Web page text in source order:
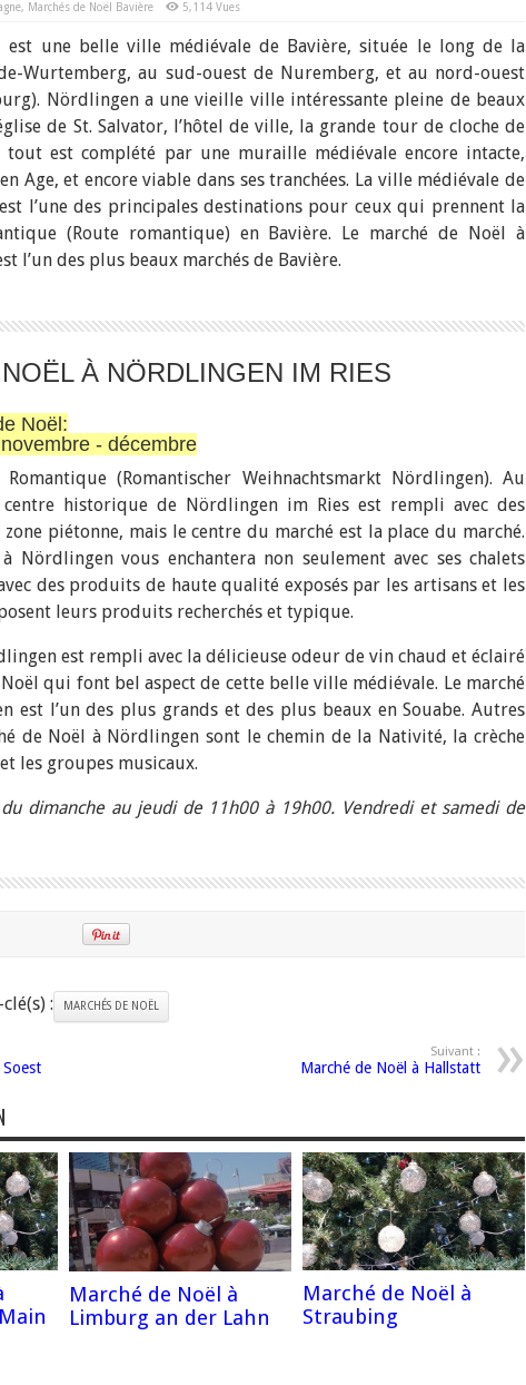
, Marchés de Noël Bavière 5,114 Vues
est une belle ville médiévale de Bavière, située le long de la
Wurtemberg, au sud-ouest de Nuremberg, et au nord-ouest
Nördlingen a une vieille ville intéressante pleine de beaux
de St. Salvator, l’hôtel de ville, la grande tour de cloche de
tout est complété par une muraille médiévale encore intacte,
Age, et encore viable dans ses tranchées. La ville médiévale de
l’une des principales destinations pour ceux qui prennent la
(Route romantique) en Bavière. Le marché de Noël à
l’un des plus beaux marchés de Bavière.
À NÖRDLINGEN IM RIES
Noël:
- décembre
(Romantischer Weihnachtsmarkt Nördlingen). Au
centre historique de Nördlingen im Ries est rempli avec des
piétonne, mais le centre du marché est la place du marché.
Nördlingen vous enchantera non seulement avec ses chalets
des produits de haute qualité exposés par les artisans et les
leurs produits recherchés et typique.
est rempli avec la délicieuse odeur de vin chaud et éclairé
qui font bel aspect de cette belle ville médiévale. Le marché
est l’un des plus grands et des plus beaux en Souabe. Autres
de Noël à Nördlingen sont le chemin de la Nativité, la crèche
les groupes musicaux.
du dimanche au jeudi de 11h00 à 19h00. Vendredi et samedi de
: MARCHÉS DE NOËL
Suivant :
Marché de Noël à Hallstatt
Marché de Noël à
Limburg an der Lahn
Marché de Noël à
Straubing